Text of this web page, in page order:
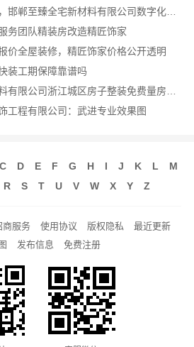
复兴智慧改造，邯郸至臻全宅新材料有限公司数字化精装方案
务团队精装房改造精匠饰家
价全屋装修，精匠饰家价格公开透明
装工期保障靠谱吗
工程有限公司：武进专业效果图
C D E F G H I J K L
M
R S T U V W X Y Z
商服务 使用协议 版权隐私
最近更新
发布信息 免费注册